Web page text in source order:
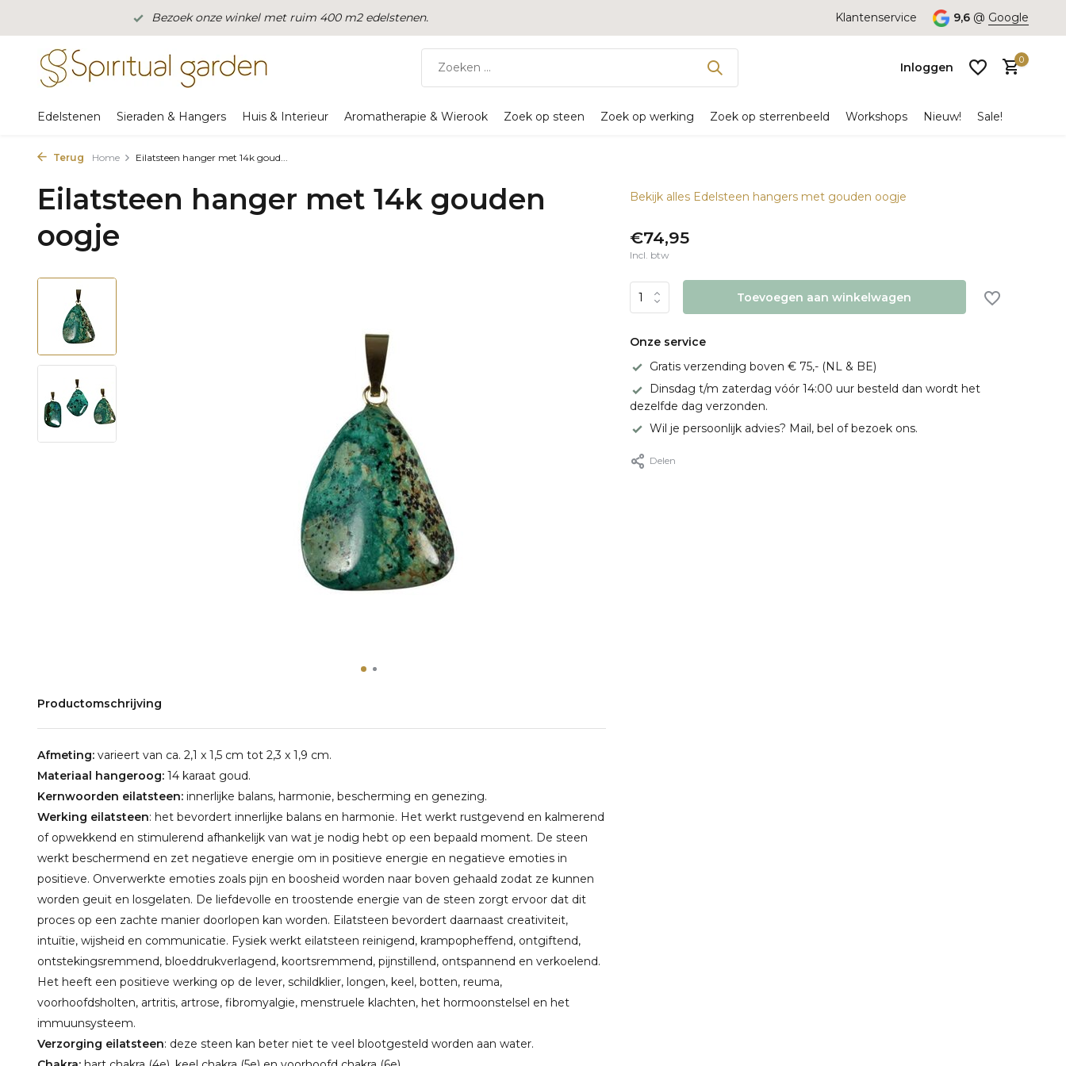
Bezoek onze winkel met ruim 400 m2 edelstenen. Klantenservice 9,6 @ Google
Inloggen
Account
0
Edelstenen Sieraden & Hangers Huis & Interieur Aromatherapie & Wierook Zoek op steen Zoek op werking Zoek op sterrenbeeld Workshops Nieuw! Sale!
Terug Home Eilatsteen hanger met 14k goud...
Eilatsteen hanger met 14k gouden
oogje
Productomschrijving
Afmeting: varieert van ca. 2,1 x 1,5 cm tot 2,3 x 1,9 cm.
Materiaal hangeroog: 14 karaat goud.
Kernwoorden eilatsteen: innerlijke balans, harmonie, bescherming en genezing.
Werking eilatsteen: het bevordert innerlijke balans en harmonie. Het werkt rustgevend en kalmerend
of opwekkend en stimulerend afhankelijk van wat je nodig hebt op een bepaald moment. De steen
werkt beschermend en zet negatieve energie om in positieve energie en negatieve emoties in
positieve. Onverwerkte emoties zoals pijn en boosheid worden naar boven gehaald zodat ze kunnen
worden geuit en losgelaten. De liefdevolle en troostende energie van de steen zorgt ervoor dat dit
proces op een zachte manier doorlopen kan worden. Eilatsteen bevordert daarnaast creativiteit,
intuïtie, wijsheid en communicatie. Fysiek werkt eilatsteen reinigend, krampopheffend, ontgiftend,
ontstekingsremmend, bloeddrukverlagend, koortsremmend, pijnstillend, ontspannend en verkoelend.
Het heeft een positieve werking op de lever, schildklier, longen, keel, botten, reuma,
voorhoofdsholten, artritis, artrose, fibromyalgie, menstruele klachten, het hormoonstelsel en het
immuunsysteem.
Verzorging eilatsteen: deze steen kan beter niet te veel blootgesteld worden aan water.
Bekijk alles Edelsteen hangers met gouden oogje
€74,95
Incl. btw
Toevoegen aan winkelwagen
Onze service
Gratis verzending boven € 75,- (NL & BE)
Dinsdag t/m zaterdag vóór 14:00 uur besteld dan wordt het
dezelfde dag verzonden.
Wil je persoonlijk advies? Mail, bel of bezoek ons.
Delen